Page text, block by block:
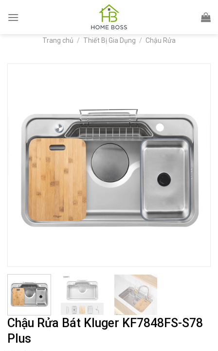
Trang chủ / Thiết Bị Gia Dụng / Chậu Rửa
Chậu Rửa Bát Kluger KF7848FS-S78
Plus